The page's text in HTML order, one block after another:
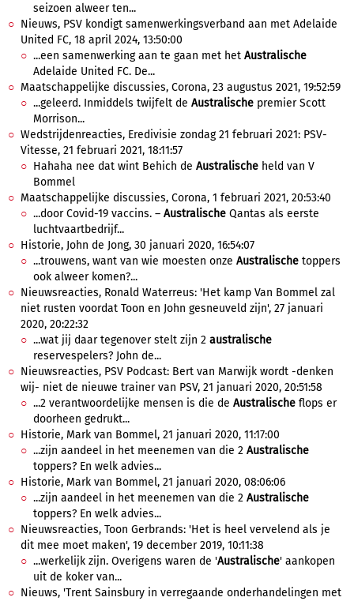
seizoen alweer ten...
Nieuws, PSV kondigt samenwerkingsverband aan met Adelaide
United FC, 18 april 2024, 13:50:00
...een samenwerking aan te gaan met het Australische
Adelaide United FC. De...
Maatschappelijke discussies, Corona, 23 augustus 2021, 19:52:59
...geleerd. Inmiddels twijfelt de Australische premier Scott
Morrison...
Wedstrijdenreacties, Eredivisie zondag 21 februari 2021: PSV-
Vitesse, 21 februari 2021, 18:11:57
Hahaha nee dat wint Behich de Australische held van V
Bommel
Maatschappelijke discussies, Corona, 1 februari 2021, 20:53:40
...door Covid-19 vaccins. – Australische Qantas als eerste
luchtvaartbedrijf...
Historie, John de Jong, 30 januari 2020, 16:54:07
...trouwens, want van wie moesten onze Australische toppers
ook alweer komen?...
Nieuwsreacties, Ronald Waterreus: 'Het kamp Van Bommel zal
niet rusten voordat Toon en John gesneuveld zijn', 27 januari
2020, 20:22:32
...wat jij daar tegenover stelt zijn 2 australische
reservespelers? John de...
Nieuwsreacties, PSV Podcast: Bert van Marwijk wordt -denken
wij- niet de nieuwe trainer van PSV, 21 januari 2020, 20:51:58
...2 verantwoordelijke mensen is die de Australische flops er
doorheen gedrukt...
Historie, Mark van Bommel, 21 januari 2020, 11:17:00
...zijn aandeel in het meenemen van die 2 Australische
toppers? En welk advies...
Historie, Mark van Bommel, 21 januari 2020, 08:06:06
...zijn aandeel in het meenemen van die 2 Australische
toppers? En welk advies...
Nieuwsreacties, Toon Gerbrands: 'Het is heel vervelend als je
dit mee moet maken', 19 december 2019, 10:11:38
...werkelijk zijn. Overigens waren de 'Australische' aankopen
uit de koker van...
Nieuws, 'Trent Sainsbury in verregaande onderhandelingen met